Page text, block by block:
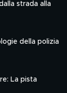
strada alla
della polizia
La pista